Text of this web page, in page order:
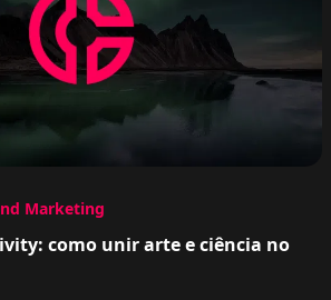
Marketing
como unir arte e ciência no